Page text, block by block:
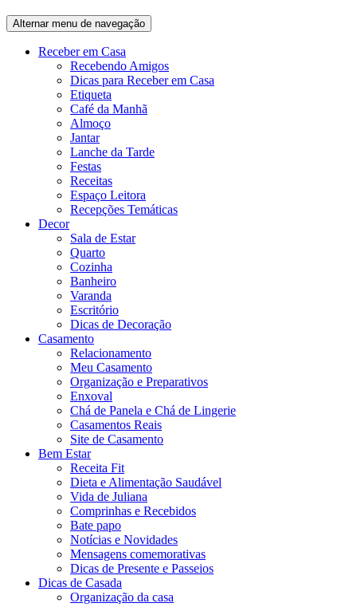
Alternar menu de navegação
Recebendo Amigos
Dicas para Receber em Casa
Etiqueta
Café da Manhã
Almoço
Jantar
Lanche da Tarde
Festas
Receitas
Espaço Leitora
Recepções Temáticas
Decor
Quarto
Cozinha
Banheiro
Varanda
Escritório
Dicas de Decoração
Casamento
Relacionamento
Meu Casamento
Organização e Preparativos
Enxoval
Chá de Panela e Chá de Lingerie
Casamentos Reais
Site de Casamento
Bem Estar
Receita Fit
Dieta e Alimentação Saudável
Vida de Juliana
Comprinhas e Recebidos
Bate papo
Notícias e Novidades
Mensagens comemorativas
Dicas de Presente e Passeios
Dicas de Casada
Organização da casa
Limpeza e Faxina